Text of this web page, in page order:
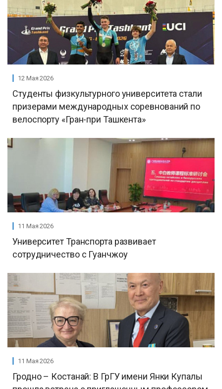
12 Мая 2026
Студенты физкультурного университета стали
призерами международных соревнований по
велоспорту «Гран-при Ташкента»
11 Мая 2026
Университет Транспорта развивает
сотрудничество с Гуанчжоу
11 Мая 2026
Гродно – Костанай: В ГрГУ имени Янки Купалы